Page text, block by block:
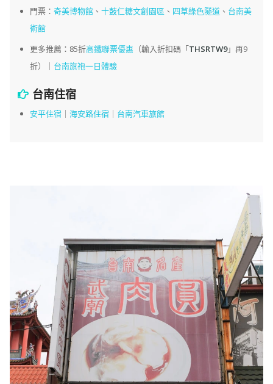
門票： 奇美博物館、 十鼓仁糖文創園區 、 四草綠色隧道、 台南美
術館
更多推薦：85折高鐵聯票優惠 （輸入折扣碼「THSRTW9」再9
折）｜ 台南旗袍一日體驗
台南住宿
安平住宿｜ 海安路住宿｜ 台南汽車旅館